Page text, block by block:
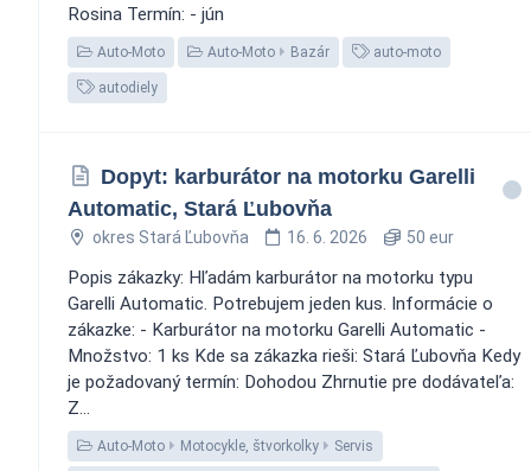
Rosina Termín: - jún
Auto-Moto Auto-Moto Bazár auto-moto
autodiely
Dopyt: karburátor na motorku Garelli
Automatic, Stará Ľubovňa
okres Stará Ľubovňa 16. 6. 2026 50 eur
Popis zákazky: Hľadám karburátor na motorku typu
Garelli Automatic. Potrebujem jeden kus. Informácie o
zákazke: - Karburátor na motorku Garelli Automatic -
Množstvo: 1 ks Kde sa zákazka rieši: Stará Ľubovňa Kedy
je požadovaný termín: Dohodou Zhrnutie pre dodávateľa:
Z...
Auto-Moto Motocykle, štvorkolky Servis